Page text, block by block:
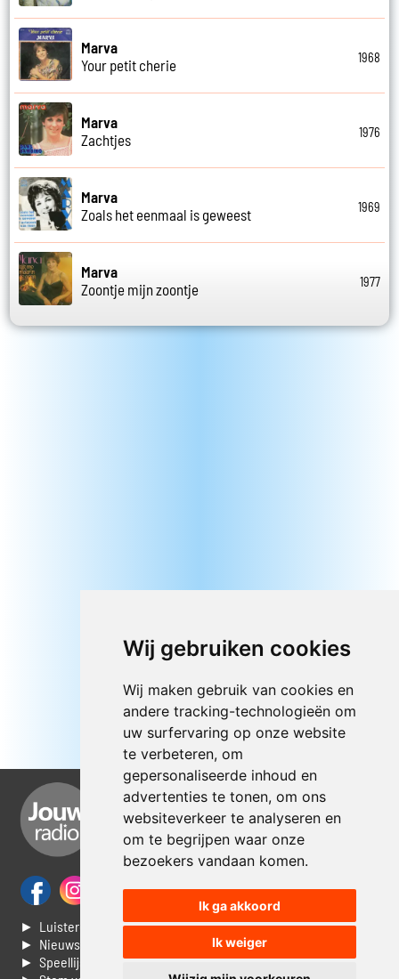
Wij gebruiken cookies
Wij maken gebruik van cookies en
andere tracking-technologieën om
uw surfervaring op onze website
te verbeteren, om
gepersonaliseerde inhoud en
advertenties te tonen, om ons
websiteverkeer te analyseren en
om te begrijpen waar onze
bezoekers vandaan komen.
Ik ga akkoord
Ik weiger
Marva
Your petit cherie
1968
Marva
Zachtjes
1976
Marva
Zoals het eenmaal is geweest
1969
Marva
Zoontje mijn zoontje
1977
► Luisteren naar Jouwradio
► Nieuws
► Speellijst